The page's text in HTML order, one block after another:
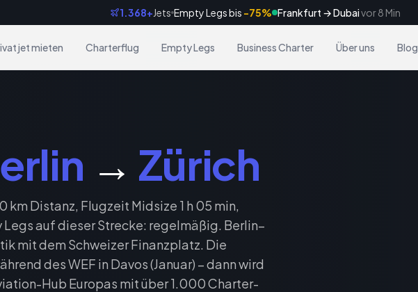
1.368+Jets Empty Legs bis -75% Frankfurt → Dubaivor 8 Min
mieten Charterflug Empty Legs Business Charter Über uns Blog
→ Zürich
km Distanz, Flugzeit Midsize 1 h 05 min,
auf dieser Strecke: regelmäßig. Berlin–
mit dem Schweizer Finanzplatz. Die
des WEF in Davos (Januar) – dann wird
Hub Europas mit über 1.000 Charter-